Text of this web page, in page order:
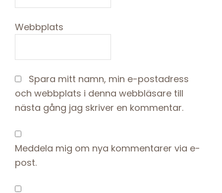
Webbplats
Spara mitt namn, min e-postadress
och webbplats i denna webbläsare till
nästa gång jag skriver en kommentar.
Meddela mig om nya kommentarer via e-
post.